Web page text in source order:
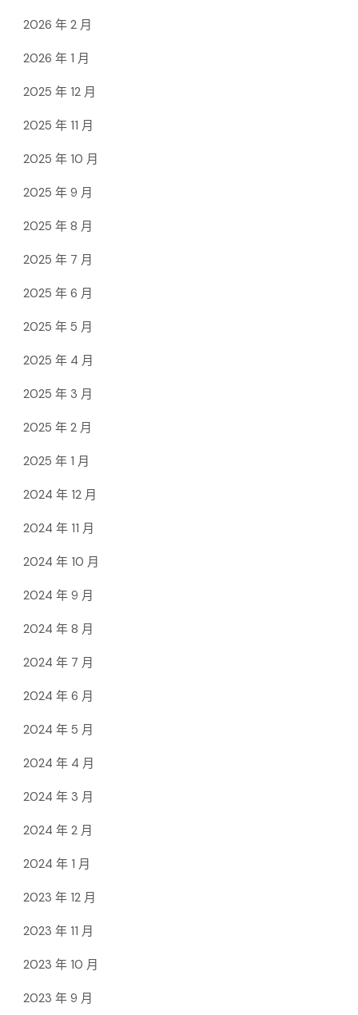
2026 年 2 月
2026 年 1 月
2025 年 12 月
2025 年 11 月
2025 年 10 月
2025 年 9 月
2025 年 8 月
2025 年 7 月
2025 年 6 月
2025 年 5 月
2025 年 4 月
2025 年 3 月
2025 年 2 月
2025 年 1 月
2024 年 12 月
2024 年 11 月
2024 年 10 月
2024 年 9 月
2024 年 8 月
2024 年 7 月
2024 年 6 月
2024 年 5 月
2024 年 4 月
2024 年 3 月
2024 年 2 月
2024 年 1 月
2023 年 12 月
2023 年 11 月
2023 年 10 月
2023 年 9 月